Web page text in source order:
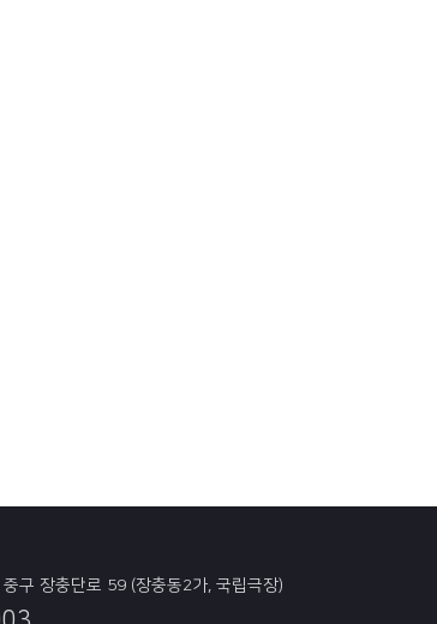
구 장충단로 59 (장충동2가, 국립극장)